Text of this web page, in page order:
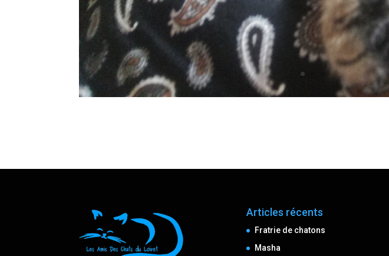
Articles récents
Fratrie de chatons
Masha